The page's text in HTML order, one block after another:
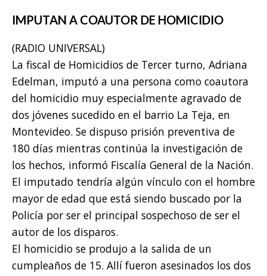
IMPUTAN A COAUTOR DE HOMICIDIO
(RADIO UNIVERSAL)
La fiscal de Homicidios de Tercer turno, Adriana
Edelman, imputó a una persona como coautora
del homicidio muy especialmente agravado de
dos jóvenes sucedido en el barrio La Teja, en
Montevideo. Se dispuso prisión preventiva de
180 días mientras continúa la investigación de
los hechos, informó Fiscalía General de la Nación.
El imputado tendría algún vínculo con el hombre
mayor de edad que está siendo buscado por la
Policía por ser el principal sospechoso de ser el
autor de los disparos.
El homicidio se produjo a la salida de un
cumpleaños de 15. Allí fueron asesinados los dos